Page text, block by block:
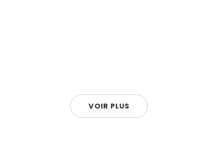
VOIR PLUS